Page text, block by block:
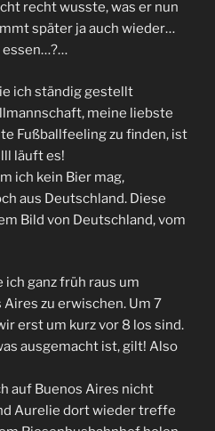
recht wusste, was er nun
später ja auch wieder…
essen…?…
ich ständig gestellt
meine liebste
Fußballfeeling zu finden, ist
läuft es!
ich kein Bier mag,
aus Deutschland. Diese
Bild von Deutschland, vom
ganz früh raus um
zu erwischen. Um 7
erst um kurz vor 8 los sind.
ausgemacht ist, gilt! Also
auf Buenos Aires nicht
Aurelie dort wieder treffe